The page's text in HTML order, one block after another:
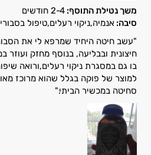
ניקוי רעלים
נשירת שיער
איזון סוכר
עייפות
עיכוב הזדקנות
עיניים
משך נטילת התוסף: 2-4 חודשים
סיבה: אנמיה,ניקוי רעלים,טיפול
"עשב חיטה היחיד שמרפא לי את
חיצונית ובבליעה, בנוסף מחזק
בו גם במסגרת ניקוי רעלים,ורואה
למוצר של פוקה בגלל שהוא מרוכז
סחיטה במכשיר הביתי."